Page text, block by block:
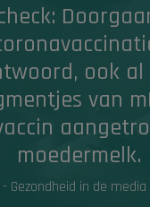
de media
ook al
van
moedermelk.
- Gezondheid in de media